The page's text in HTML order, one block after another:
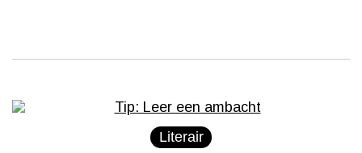
Literair